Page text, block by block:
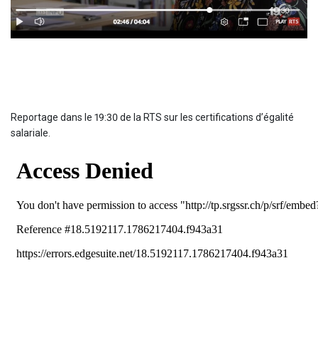
Reportage dans le 19:30 de la RTS sur les certifications d’égalité
salariale.